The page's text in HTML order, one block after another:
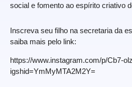
social e fomento ao espírito criativo
Inscreva seu filho na secretaria da
saiba mais pelo link:
https://www.instagram.com/p/Cb7-
igshid=YmMyMTA2M2Y=